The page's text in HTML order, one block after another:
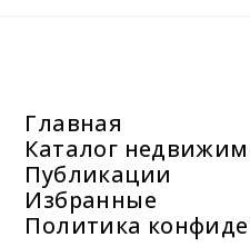
Главная
Каталог
Публикации
Избранные
Политика